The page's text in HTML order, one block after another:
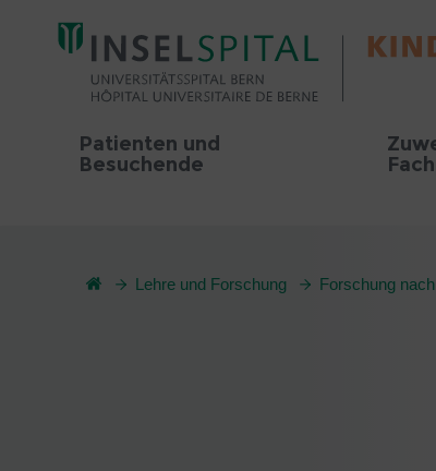
Patienten und
Besuchende
Lehre und Forschung Forschung